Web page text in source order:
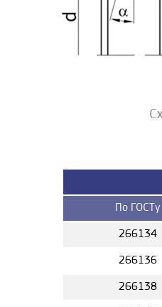
По ГОСТу
266134
266136
266138